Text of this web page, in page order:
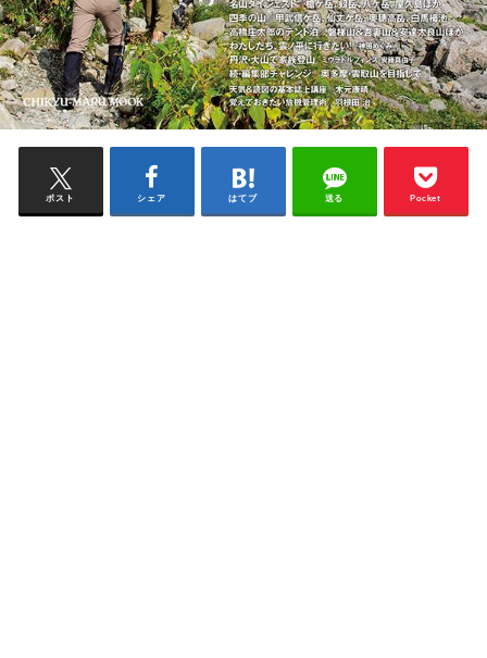
ポスト シェア はてブ 送る Pocket